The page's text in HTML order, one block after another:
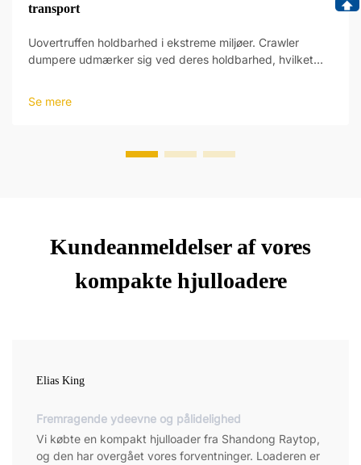
transport
Uovertruffen holdbarhed i ekstreme miljøer. Crawler
dumpere udmærker sig ved deres holdbarhed, hvilket
laster og vanskeligt terræn i mining-, bygge- og
Se mere
Kundeanmeldelser af vores
kompakte hjulloadere
Elias King
Fremragende ydeevne og pålidelighed
Vi købte en kompakt hjulloader fra Shandong Raytop,
og den har overgået vores forventninger. Loaderen er